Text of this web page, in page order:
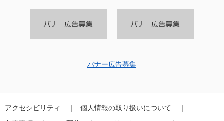
バナー広告募集
アクセシビリティ
個人情報の取り扱いについて